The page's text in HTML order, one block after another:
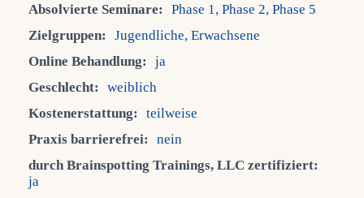
Absolvierte Seminare:
Phase 1, Phase 2, Phase 5
Zielgruppen:
Jugendliche, Erwachsene
Online Behandlung:
ja
Geschlecht:
weiblich
Kostenerstattung:
teilweise
Praxis barrierefrei:
nein
durch Brainspotting Trainings, LLC zertifiziert:
ja